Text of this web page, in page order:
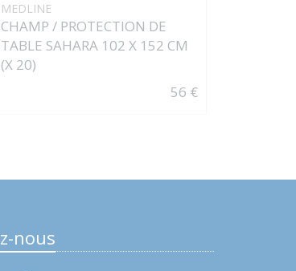
MEDLINE
CHAMP / PROTECTION DE
TABLE SAHARA 102 X 152 CM
(X 20)
56 €
nous